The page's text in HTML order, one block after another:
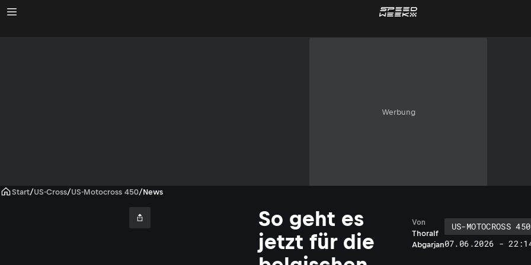
Werbung
Start/US-Cross/US-Motocross 450/News
So geht es
jetzt für die
Thoralf
Abgarjan
Von
US-MOTOCROSS 450
07.06.2026 -